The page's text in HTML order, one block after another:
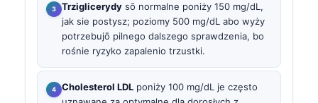
Trziglicerydy sō normalne poniży 150 mg/dL,
jak sie postysz; poziomy 500 mg/dL abo wyży
potrzebujō pilnego dalszego sprawdzenia, bo
rośnie ryzyko zapalenio trzustki.
Cholesterol LDL poniży 100 mg/dL je często